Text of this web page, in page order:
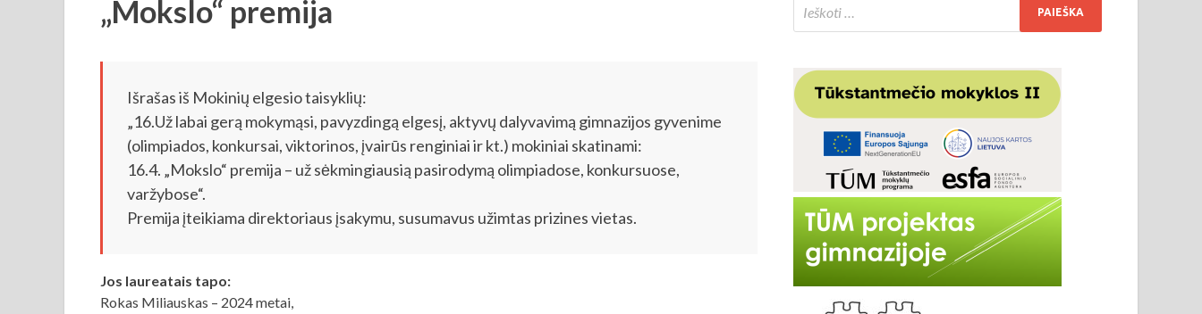
„Mokslo“ premija
Išrašas iš Mokinių elgesio taisyklių:
„16.Už labai gerą mokymąsi, pavyzdingą elgesį, aktyvų dalyvavimą gimnazijos gyvenime
(olimpiados, konkursai, viktorinos, įvairūs renginiai ir kt.) mokiniai skatinami:
16.4. „Mokslo“ premija – už sėkmingiausią pasirodymą olimpiadose, konkursuose,
varžybose“.
Premija įteikiama direktoriaus įsakymu, susumavus užimtas prizines vietas.
Jos laureatais tapo:
Rokas Miliauskas – 2024 metai,